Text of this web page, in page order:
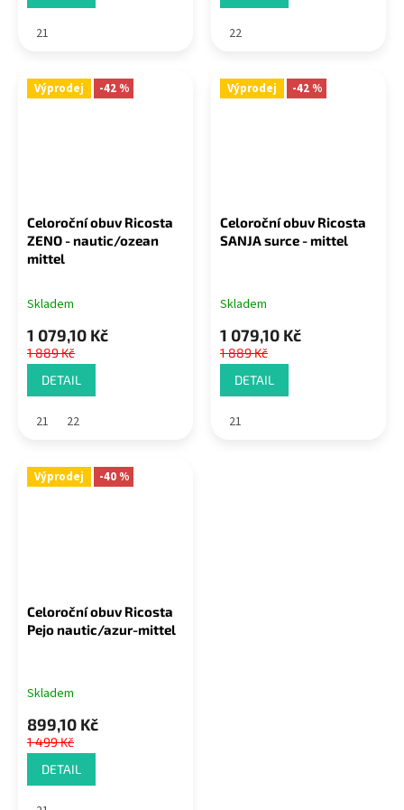
21 22
Výprodej -42 %
Celoroční obuv Ricosta
ZENO - nautic/ozean
mittel
Skladem
1 079,10 Kč
1 889 Kč
DETAIL
21 22
Výprodej -42 %
Celoroční obuv Ricosta
SANJA surce - mittel
Skladem
1 079,10 Kč
1 889 Kč
DETAIL
21
Výprodej -40 %
Celoroční obuv Ricosta
Pejo nautic/azur-mittel
Skladem
899,10 Kč
1 499 Kč
DETAIL